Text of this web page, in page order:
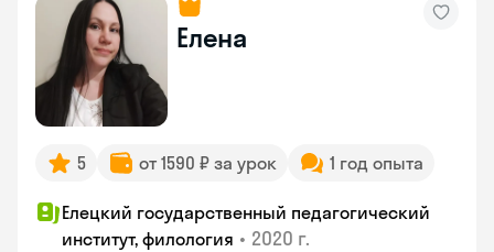
Елена
5 от 1590 ₽ за урок 1 год опыта
Елецкий государственный педагогический
институт, филология • 2020 г.